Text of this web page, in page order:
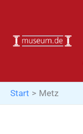
springen
Start Metz